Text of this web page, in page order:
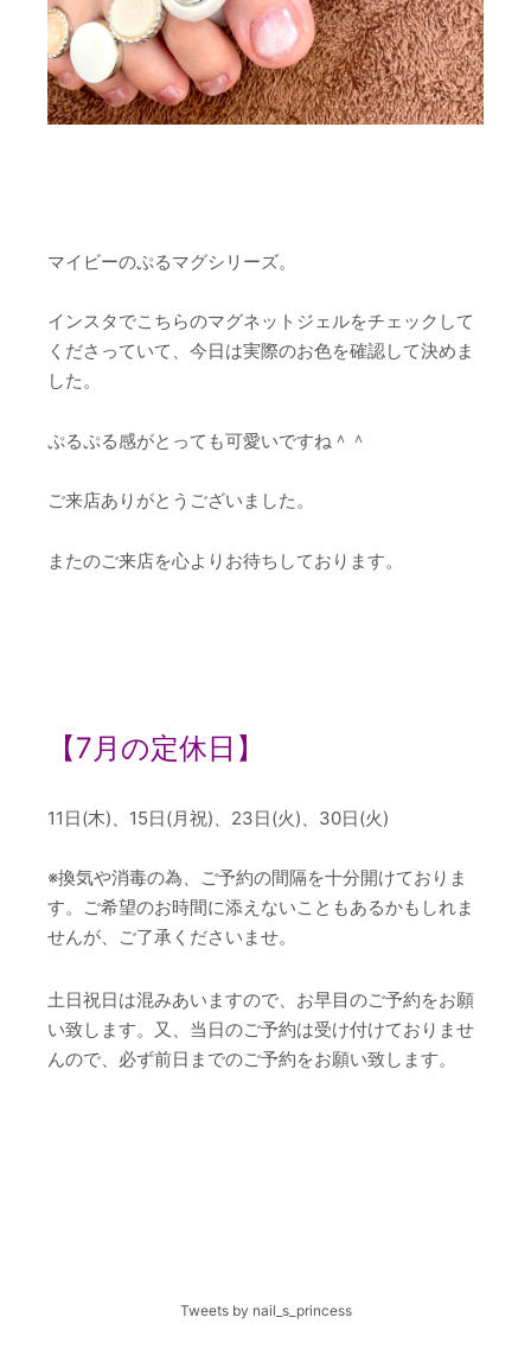
マイビーのぷるマグシリーズ。
インスタでこちらのマグネットジェルをチェックして
くださっていて、今日は実際のお色を確認して決めま
した。
ぷるぷる感がとっても可愛いですね＾＾
ご来店ありがとうございました。
またのご来店を心よりお待ちしております。
【7月の定休日】
11日(木)、15日(月祝)、23日(火)、30日(火)
※換気や消毒の為、ご予約の間隔を十分開けておりま
す。ご希望のお時間に添えないこともあるかもしれま
せんが、ご了承くださいませ。
土日祝日は混みあいますので、お早目のご予約をお願
い致します。又、当日のご予約は受け付けておりませ
んので、必ず前日までのご予約をお願い致します。
Tweets by nail_s_princess